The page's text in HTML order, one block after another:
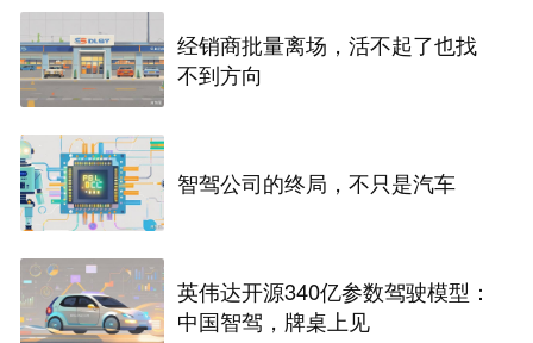
经销商批量离场，活不起了也找
不到方向
智驾公司的终局，不只是汽车
英伟达开源340亿参数驾驶模型：
中国智驾，牌桌上见